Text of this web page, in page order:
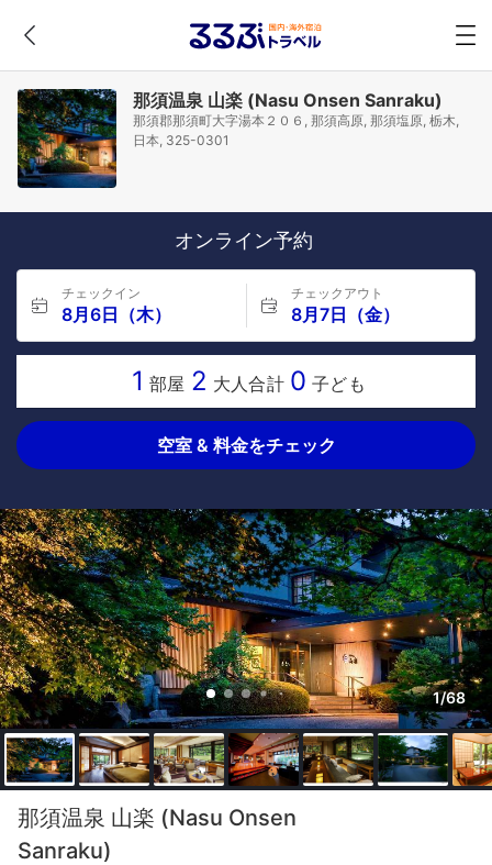
那須温泉 山楽 (Nasu Onsen Sanraku)
那須郡那須町大字湯本２０６, 那須高原, 那須塩原, 栃木,
日本, 325-0301
オンライン予約
チェックイン
8月6日（木）
チェックアウト
8月7日（金）
1 部屋 2 大人合計 0 子ども
空室 & 料金をチェック
1/68
那須温泉 山楽 (Nasu Onsen
Sanraku)